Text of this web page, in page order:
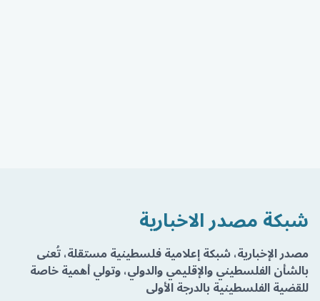
شبكة مصدر الاخبارية
مصدر الإخبارية، شبكة إعلامية فلسطينية مستقلة، تُعنى
بالشأن الفلسطيني والإقليمي والدولي، وتولي أهمية خاصة
للقضية الفلسطينية بالدرجة الأولى